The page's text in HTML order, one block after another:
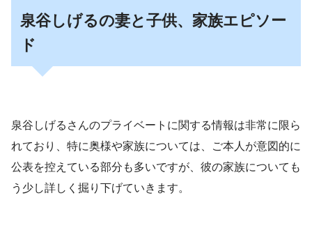
泉谷しげるの妻と子供、家族エピソー
ド
泉谷しげるさんのプライベートに関する情報は非常に限ら
れており、特に奥様や家族については、ご本人が意図的に
公表を控えている部分も多いですが、彼の家族についても
う少し詳しく掘り下げていきます。